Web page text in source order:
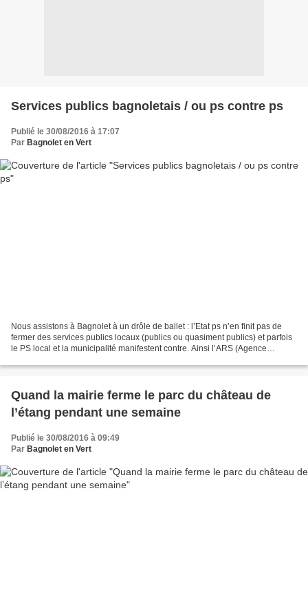
Services publics bagnoletais / ou ps contre ps
Publié le 30/08/2016 à 17:07
Par Bagnolet en Vert
Nous assistons à Bagnolet à un drôle de ballet : l’Etat ps n’en finit pas de
fermer des services publics locaux (publics ou quasiment publics) et parfois
le PS local et la municipalité manifestent contre. Ainsi l’ARS (Agence
Quand la mairie ferme le parc du château de
l’étang pendant une semaine
Publié le 30/08/2016 à 09:49
Par Bagnolet en Vert